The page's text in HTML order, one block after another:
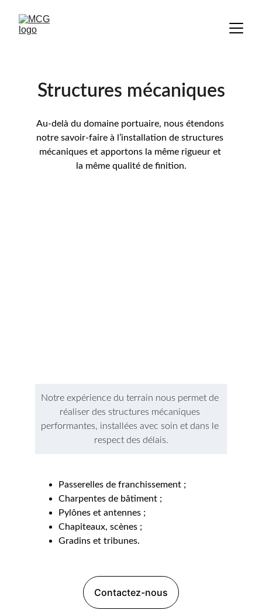
Structures mécaniques
Au-delà du domaine portuaire, nous étendons
notre savoir-faire à l’installation de structures
mécaniques et apportons la même rigueur et
la même qualité de finition.
Contactez-nous
Passerelles de franchissement ;
Charpentes de bâtiment ;
Pylônes et antennes ;
Chapiteaux, scènes ;
Gradins et tribunes.
Notre expérience du terrain nous permet de
réaliser des structures mécaniques
performantes, installées avec soin et dans le
respect des délais.